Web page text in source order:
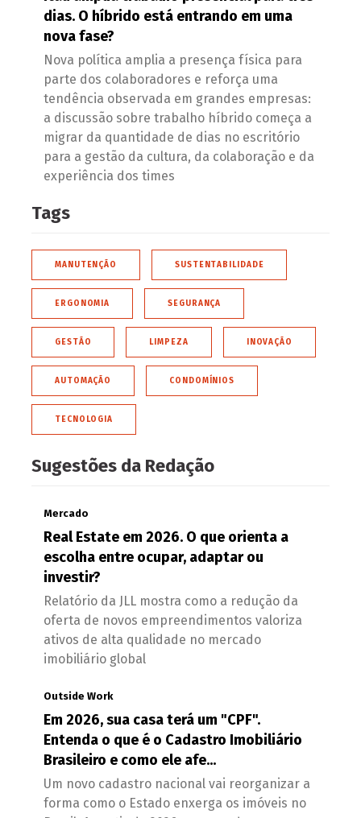
dias. O híbrido está entrando em uma
nova fase?
Nova política amplia a presença física para
parte dos colaboradores e reforça uma
tendência observada em grandes empresas:
a discussão sobre trabalho híbrido começa a
migrar da quantidade de dias no escritório
para a gestão da cultura, da colaboração e da
experiência dos times
Tags
MANUTENÇÃO SUSTENTABILIDADE
ERGONOMIA SEGURANÇA
GESTÃO LIMPEZA INOVAÇÃO
AUTOMAÇÃO CONDOMÍNIOS
TECNOLOGIA
Sugestões da Redação
Mercado
Real Estate em 2026. O que orienta a
escolha entre ocupar, adaptar ou
investir?
Relatório da JLL mostra como a redução da
oferta de novos empreendimentos valoriza
ativos de alta qualidade no mercado
imobiliário global
Outside Work
Em 2026, sua casa terá um "CPF".
Entenda o que é o Cadastro Imobiliário
Brasileiro e como ele afe...
Um novo cadastro nacional vai reorganizar a
forma como o Estado enxerga os imóveis no